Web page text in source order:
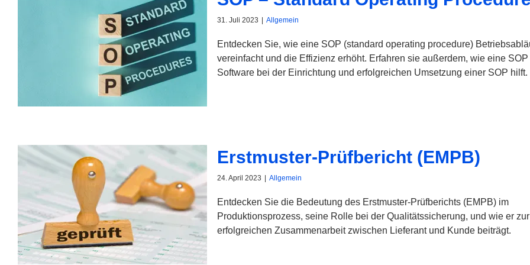
31. Juli 2023 | Allgemein
Entdecken Sie, wie eine SOP (standard operating procedure)
vereinfacht und die Effizienz erhöht. Erfahren sie außerdem, wie eine SOP
Software bei der Einrichtung und erfolgreichen Umsetzung einer SOP hilft.
Erstmuster-Prüfbericht (EMPB)
24. April 2023 | Allgemein
Entdecken Sie die Bedeutung des Erstmuster-Prüfberichts (EMPB) im
Produktionsprozess, seine Rolle bei der Qualitätssicherung, und wie er zur
erfolgreichen Zusammenarbeit zwischen Lieferant und Kunde beiträgt.